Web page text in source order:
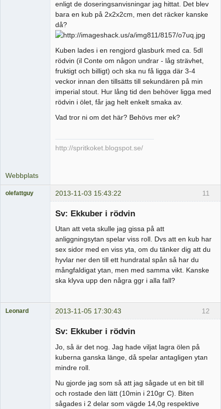
enligt de doseringsanvisningar jag hittat. Det blev
bara en kub på 2x2x2cm, men det räcker kanske
då?
Kuben lades i en rengjord glasburk med ca. 5dl
rödvin (il Conte om någon undrar - låg strävhet,
fruktigt och billigt) och ska nu få ligga där 3-4
veckor innan den tillsätts till sekundären på min
imperial stout. Hur lång tid den behöver ligga med
rödvin i ölet, får jag helt enkelt smaka av.
Vad tror ni om det här? Behövs mer ek?
http://spritkoket.blogspot.se/
Webbplats
11
olefattguy 2013-11-03 15:43:22
Sv: Ekkuber i rödvin
Utan att veta skulle jag gissa på att
anliggningsytan spelar viss roll. Dvs att en kub har
sex sidor med en viss yta, om du tänker dig att du
hyvlar ner den till ett hundratal spån så har du
mångfaldigat ytan, men med samma vikt. Kanske
ska klyva upp den några ggr i alla fall?
12
Leonard 2013-11-05 17:30:43
Sv: Ekkuber i rödvin
Jo, så är det nog. Jag hade viljat lagra ölen på
kuberna ganska länge, då spelar antagligen ytan
mindre roll.
Nu gjorde jag som så att jag sågade ut en bit till
och rostade den lätt (10min i 210gr C). Biten
sågades i 2 delar som vägde 14,0g respektive